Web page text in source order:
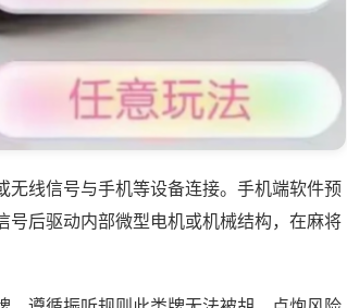
线信号与手机等设备连接。手机端软件预
后驱动内部微型电机或机械结构，在麻将